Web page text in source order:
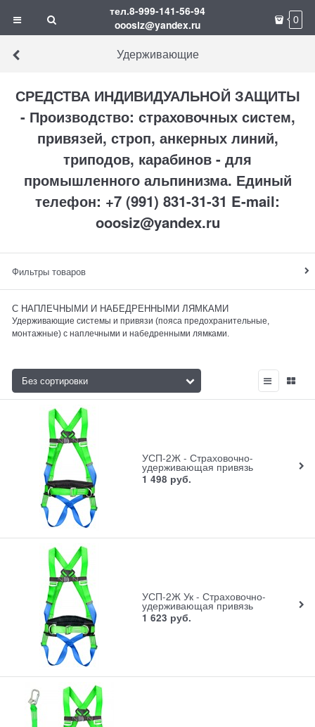
тел.8-999-141-56-94
ooosiz@yandex.ru
0
Удерживающие
СРЕДСТВА ИНДИВИДУАЛЬНОЙ ЗАЩИТЫ
- Производство: страховочных систем,
привязей, строп, анкерных линий,
триподов, карабинов - для
промышленного альпинизма. Единый
телефон: +7 (991) 831-31-31 E-mail:
ooosiz@yandex.ru
Фильтры товаров
С НАПЛЕЧНЫМИ И НАБЕДРЕННЫМИ ЛЯМКАМИ
Удерживающие системы и привязи (пояса предохранительные,
монтажные) с наплечными и набедренными лямками.
УСП-2Ж - Страховочно-
удерживающая привязь
1 498 руб.
УСП-2Ж Ук - Страховочно-
удерживающая привязь
1 623 руб.